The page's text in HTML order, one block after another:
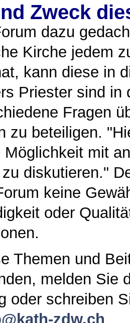
Zweck
dazu
Kirche jedem
kann diese in
Priester sind in
Fragen
zu beteiligen.
Möglichkeit mit
diskutieren."
keine
oder
Themen und
melden Sie
oder schreiben
zdw.ch